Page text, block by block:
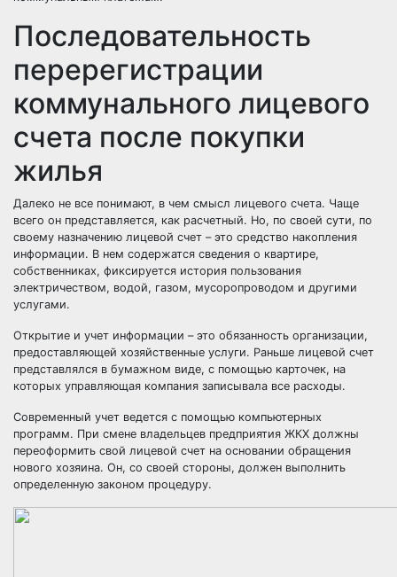
Последовательность
перерегистрации
коммунального лицевого
счета после покупки
жилья
Далеко не все понимают, в чем смысл лицевого счета. Чаще
всего он представляется, как расчетный. Но, по своей сути, по
своему назначению лицевой счет – это средство накопления
информации. В нем содержатся сведения о квартире,
собственниках, фиксируется история пользования
электричеством, водой, газом, мусоропроводом и другими
услугами.
Открытие и учет информации – это обязанность организации,
предоставляющей хозяйственные услуги. Раньше лицевой счет
представлялся в бумажном виде, с помощью карточек, на
которых управляющая компания записывала все расходы.
Современный учет ведется с помощью компьютерных
программ. При смене владельцев предприятия ЖКХ должны
переоформить свой лицевой счет на основании обращения
нового хозяина. Он, со своей стороны, должен выполнить
определенную законом процедуру.